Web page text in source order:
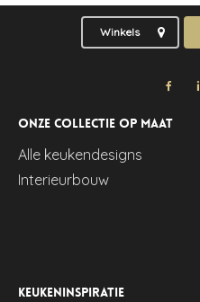
Winkels
Onze collectie op maat
Alle keukendesigns
Interieurbouw
Keukeninspiratie